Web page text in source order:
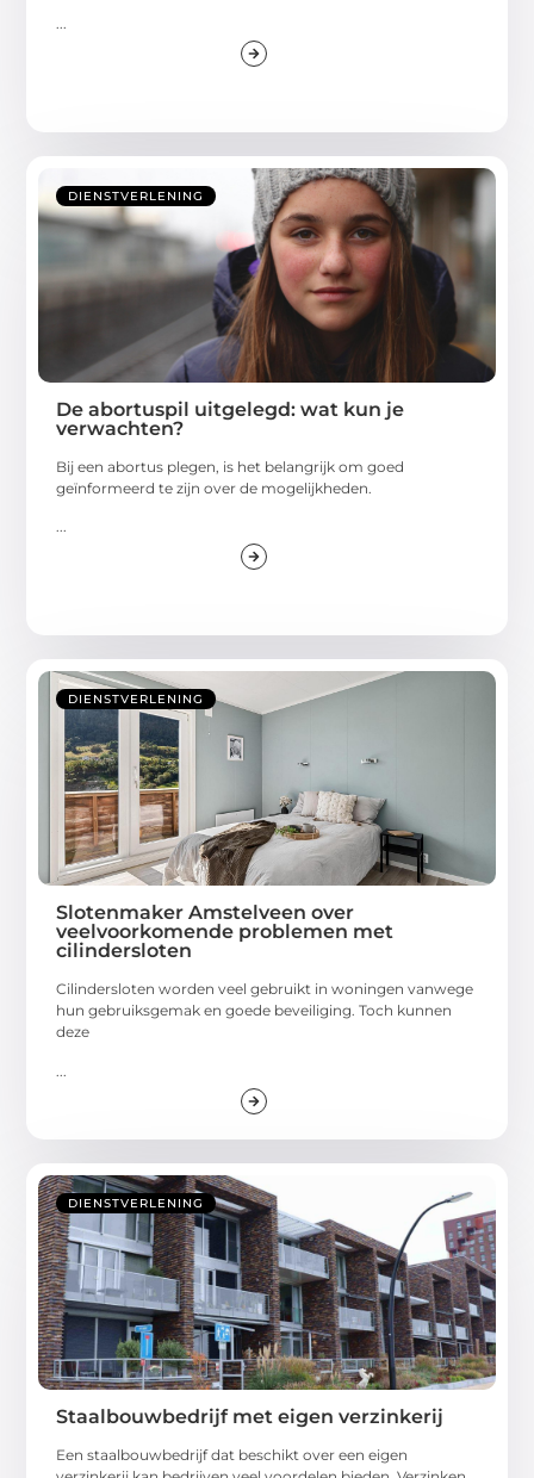
DIENSTVERLENING
De abortuspil uitgelegd: wat kun je
verwachten?
Bij een abortus plegen, is het belangrijk om goed
geïnformeerd te zijn over de mogelijkheden.
...
DIENSTVERLENING
Slotenmaker Amstelveen over
veelvoorkomende problemen met
cilindersloten
Cilindersloten worden veel gebruikt in woningen vanwege
hun gebruiksgemak en goede beveiliging. Toch kunnen
deze
DIENSTVERLENING
Staalbouwbedrijf met eigen verzinkerij
Een staalbouwbedrijf dat beschikt over een eigen